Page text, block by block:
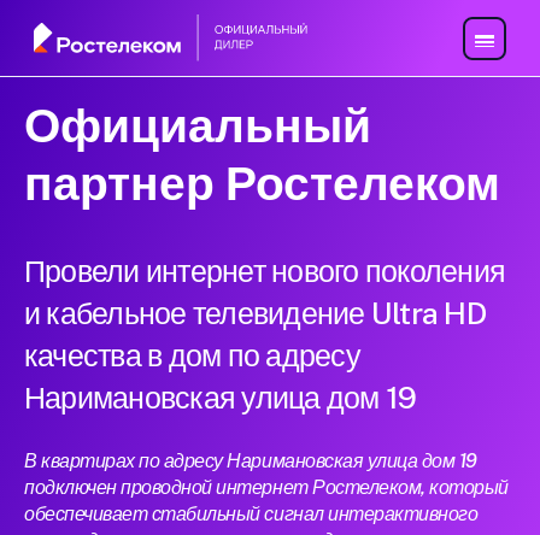
Официальный
партнер Ростелеком
Провели интернет нового поколения
и кабельное телевидение Ultra HD
качества в дом по адресу
Наримановская улица дом 19
В квартирах по адресу Наримановская улица дом 19
подключен проводной интернет Ростелеком, который
обеспечивает стабильный сигнал интерактивного